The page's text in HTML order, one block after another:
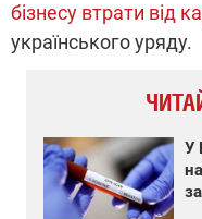
бізнесу втрати від
українського уряду.
У